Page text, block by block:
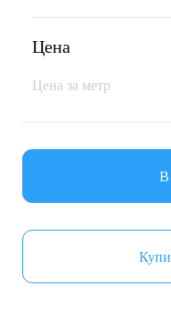
Цена
Цена за метр